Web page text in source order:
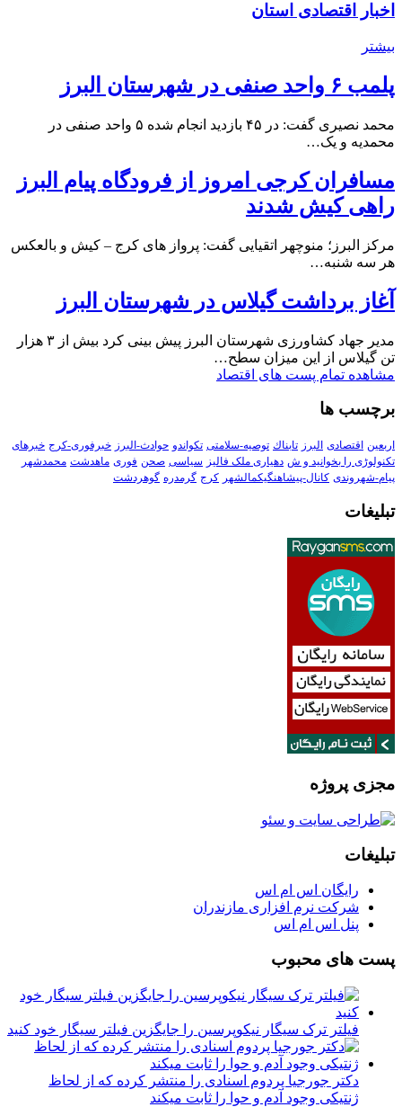
اخبار اقتصادی استان
بیشتر
پلمب ۶ واحد صنفی در شهرستان البرز
محمد نصیری گفت: در ۴۵ بازدید انجام شده ۵ واحد صنفی در
محمدیه و یک…
مسافران کرجی امروز از فرودگاه پیام البرز
راهی کیش شدند
مرکز البرز؛ منوچهر اتقیایی گفت: پرواز های کرج – کیش و بالعکس
هر سه شنبه…
آغاز برداشت گیلاس در شهرستان البرز
مدیر جهاد کشاورزی شهرستان البرز پیش بینی کرد بیش از ۳ هزار
تن گیلاس از این میزان سطح…
مشاهده تمام پست های اقتصاد
برچسب ها
اربعین اقتصادی البرز تابناك توصیه-سلامتی تکواندو حوادث-البرز خبرفوری-کرج خبرهای
تکنولوڑی را بخوانید و ش دهیاری ملک فالیز سیاسی صحن فوری ماهدشت محمدشهر
پیام-شهروندی کانال-پیشاهنگیکمالشهر کرج گرمدره گوهردشت
تبلیغات
مجزی پروژه
تبلیغات
رایگان اس ام اس
شرکت نرم افزاری مازندران
پنل اس ام اس
پست های محبوب
فیلتر ترک سیگار نیکوپرسین را جایگزین فیلتر سیگار خود کنید
دکتر جورجیا پردوم اسنادی را منتشر کرده که از لحاظ
ژنتیکی وجود آدم و حوا را ثابت میکند